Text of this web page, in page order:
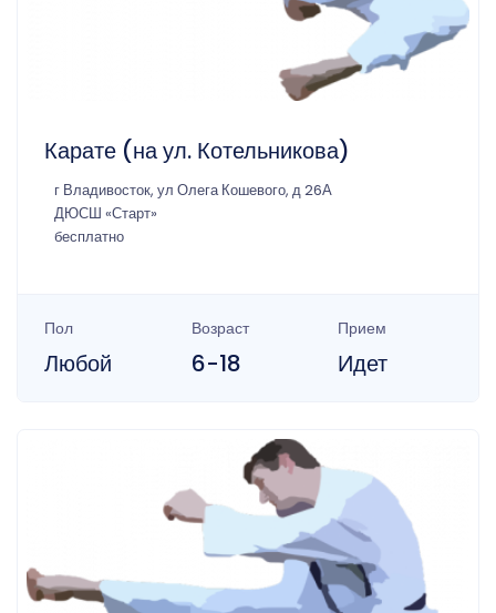
Карате (на ул. Котельникова)
г Владивосток, ул Олега Кошевого, д 26А
ДЮСШ «Старт»
бесплатно
Пол
Любой
Возраст
6-18
Прием
Идет